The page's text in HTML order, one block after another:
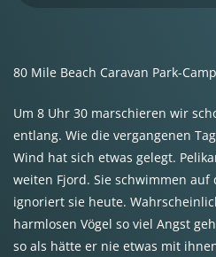
80 Mile Beach Caravan Park-
Um 8 Uhr 30 marschieren wir
entlang. Wie die vergangenen
Wind hat sich etwas gelegt.
weiten Fjord. Sie schwimmen auf
ignoriert sie heute.
harmlosen Vögel so viel Angst
so als hätte er nie etwas mit